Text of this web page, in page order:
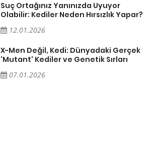
Suç Ortağınız Yanınızda Uyuyor
Olabilir: Kediler Neden Hırsızlık Yapar?
12.01.2026
X-Men Değil, Kedi: Dünyadaki Gerçek
'Mutant' Kediler ve Genetik Sırları
07.01.2026